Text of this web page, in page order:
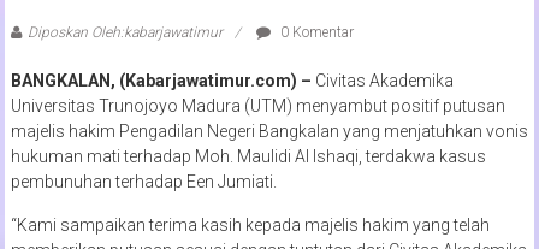
Diposkan Oleh:kabarjawatimur 0 Komentar
BANGKALAN, (Kabarjawatimur.com) – Civitas Akademika
Universitas Trunojoyo Madura (UTM) menyambut positif putusan
majelis hakim Pengadilan Negeri Bangkalan yang menjatuhkan vonis
hukuman mati terhadap Moh. Maulidi Al Ishaqi, terdakwa kasus
pembunuhan terhadap Een Jumiati.
“Kami sampaikan terima kasih kepada majelis hakim yang telah